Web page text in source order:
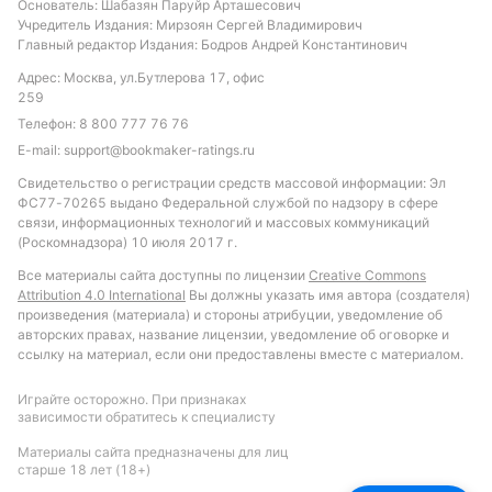
дисциплины и карточек, а Рейнджерс продолжат
доминировать в атаке. Рекомендуется обратить
внимание на ставку по индивидуальному тоталу
голов Рейнджерс — более 0.5, учитывая их
результативность и активность по ударам в створ.
Также стоит рассмотреть вариант с тоталом
желтых карточек меньше 3.5, что соответствует
тенденциям последних встреч. Такой подход
позволит сделать ставку с умеренным риском и
опереться на проверенные статистические
закономерности.
Обновлено:
Автор
Редактор отдела прогнозов и ставок "РБ"
Основатель: Шабазян Паруйр Арташесович
Учредитель Издания: Мирзоян Сергей Владимирович
Главный редактор Издания: Бодров Андрей Константинович
Адрес: Москва, ул.Бутлерова 17, офис
259
Телефон: 8 800 777 76 76
E-mail: support@bookmaker-ratings.ru
Свидетельство о регистрации средств массовой информации: Эл
ФС77-70265 выдано Федеральной службой по надзору в сфере
связи, информационных технологий и массовых коммуникаций
(Роскомнадзора) 10 июля 2017 г.
Все материалы сайта доступны по лицензии Creative Commons
Attribution 4.0 International Вы должны указать имя автора (создателя)
произведения (материала) и стороны атрибуции, уведомление об
авторских правах, название лицензии, уведомление об оговорке и
ссылку на материал, если они предоставлены вместе с материалом.
Играйте осторожно. При признаках
зависимости обратитесь к специалисту
Материалы сайта предназначены для лиц
старше 18 лет (18+)